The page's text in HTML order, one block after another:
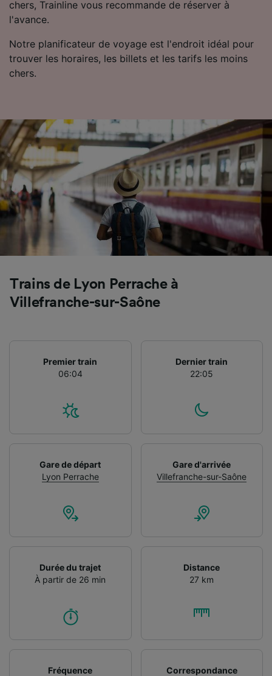
chers, Trainline vous recommande de réserver à
l'avance.
Notre planificateur de voyage est l'endroit idéal pour
trouver les horaires, les billets et les tarifs les moins
chers.
Trains de Lyon Perrache à
Villefranche-sur-Saône
Premier train
06:04
Dernier train
22:05
Gare de départ
Lyon Perrache
Gare d'arrivée
Villefranche-sur-Saône
Durée du trajet
À partir de 26 min
Distance
27 km
Fréquence
Correspondance
Utiliser des données de géolocalisation
précises. Analyser activement les
l’identification. Stocker et/ou accéder à des
informations sur un appareil. Publicités et
contenu personnalisés, mesure de
Liste de nos partenaires (fournisseurs)